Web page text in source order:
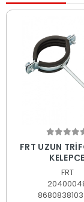
Sepete
FRT UZUN
KELEPÇE
FRT